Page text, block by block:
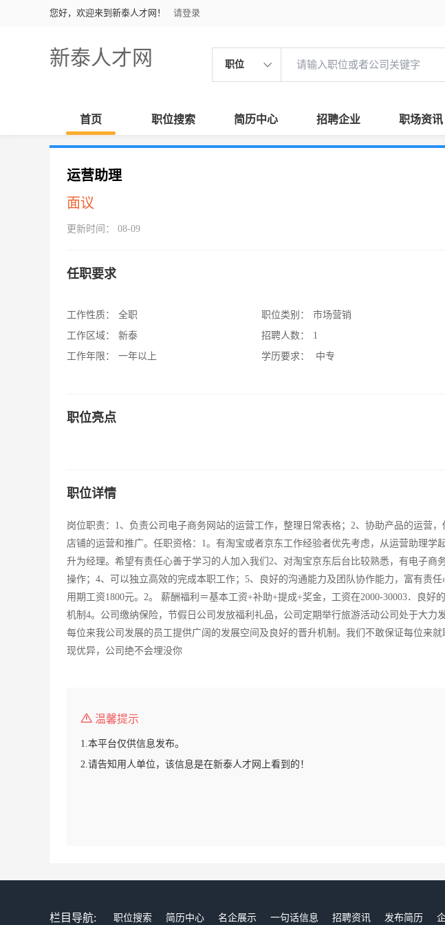
您好，欢迎来到新泰人才网！ 请登录
新泰人才网 职位
首页 职位搜索 简历中心 招聘企业 职场资讯
运营助理
面议
更新时间： 08-09
任职要求
工作性质：
全职
工作区域：
新泰
工作年限：
一年以上
职位类别：
市场营销
招聘人数：
1
学历要求：
中专
职位亮点
职位详情
岗位职责：1、负责公司电子商务网站的运营工作，整理日常表格；2、协助产品的运营
店铺的运营和推广。任职资格：1。有淘宝或者京东工作经验者优先考虑，从运营助理学
升为经理。希望有责任心善于学习的人加入我们2、对淘宝京东后台比较熟悉，有电子商
操作；4、可以独立高效的完成本职工作；5、良好的沟通能力及团队协作能力，富有责
用期工资1800元。2。 薪酬福利＝基本工资+补助+提成+奖金，工资在2000-30003．良
机制4。公司缴纳保险，节假日公司发放福利礼品，公司定期举行旅游活动公司处于大力
每位来我公司发展的员工提供广阔的发展空间及良好的晋升机制。我们不敢保证每位来
现优异，公司绝不会埋没你
温馨提示
1.本平台仅供信息发布。
2.请告知用人单位，该信息是在新泰人才网上看到的！
栏目导航: 职位搜索 简历中心 名企展示 一句话信息 招聘资讯 发布简历